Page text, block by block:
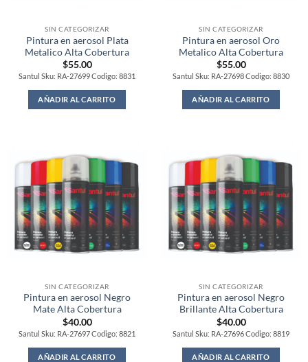
SIN CATEGORIZAR
Pintura en aerosol Plata
Metalico Alta Cobertura
$55.00
Santul Sku: RA-27699 Codigo: 8831
AÑADIR AL CARRITO
SIN CATEGORIZAR
Pintura en aerosol Oro
Metalico Alta Cobertura
$55.00
Santul Sku: RA-27698 Codigo: 8830
AÑADIR AL CARRITO
SIN CATEGORIZAR
Pintura en aerosol Negro
Mate Alta Cobertura
$40.00
Santul Sku: RA-27697 Codigo: 8821
AÑADIR AL CARRITO
SIN CATEGORIZAR
Pintura en aerosol Negro
Brillante Alta Cobertura
$40.00
Santul Sku: RA-27696 Codigo: 8819
AÑADIR AL CARRITO